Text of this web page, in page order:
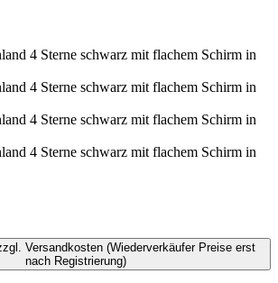
Versandkosten (Wiederverkäufer Preise erst
nach Registrierung)